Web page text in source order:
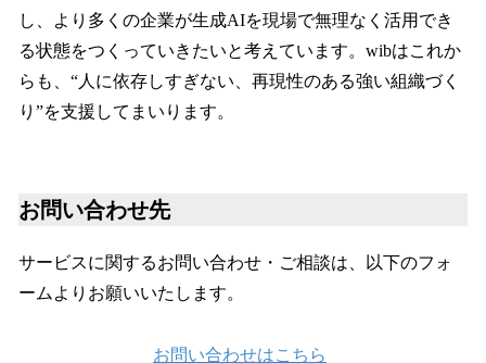
し、より多くの企業が生成AIを現場で無理なく活用でき
る状態をつくっていきたいと考えています。wibはこれか
らも、“人に依存しすぎない、再現性のある強い組織づく
り”を支援してまいります。
お問い合わせ先
サービスに関するお問い合わせ・ご相談は、以下のフォ
ームよりお願いいたします。
お問い合わせはこちら